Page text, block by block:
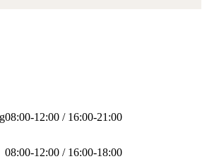
08:00-12:00 / 16:00-21:00
08:00-12:00 / 16:00-18:00